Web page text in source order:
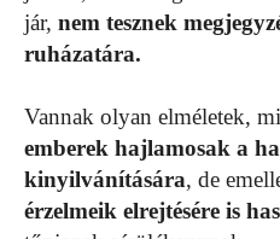
jár, nem tesznek
ruházatára.
Vannak olyan elméletek,
emberek hajlamosak a
kinyilvánítására, de
érzelmeik elrejtésére is